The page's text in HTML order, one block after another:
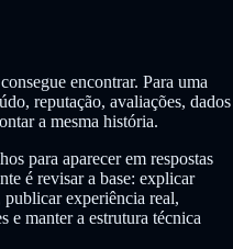
encontrar. Para uma
reputação, avaliações, dados
a mesma história.
para aparecer em respostas
é revisar a base: explicar
experiência real,
e manter a estrutura técnica